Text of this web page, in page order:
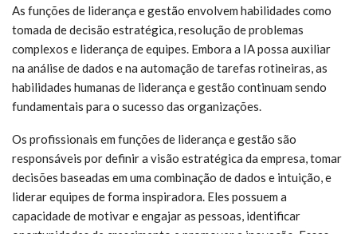
As funções de liderança e gestão envolvem habilidades como
tomada de decisão estratégica, resolução de problemas
complexos e liderança de equipes. Embora a IA possa auxiliar
na análise de dados e na automação de tarefas rotineiras, as
habilidades humanas de liderança e gestão continuam sendo
fundamentais para o sucesso das organizações.
Os profissionais em funções de liderança e gestão são
responsáveis por definir a visão estratégica da empresa, tomar
decisões baseadas em uma combinação de dados e intuição, e
liderar equipes de forma inspiradora. Eles possuem a
capacidade de motivar e engajar as pessoas, identificar